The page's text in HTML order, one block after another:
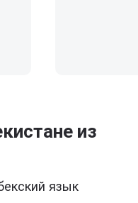
из
язык